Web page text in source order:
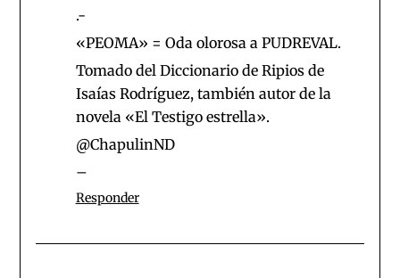
.-
«PEOMA» = Oda olorosa a PUDREVAL.
Tomado del Diccionario de Ripios de
Isaías Rodríguez, también autor de la
novela «El Testigo estrella».
@ChapulinND
–
Responder